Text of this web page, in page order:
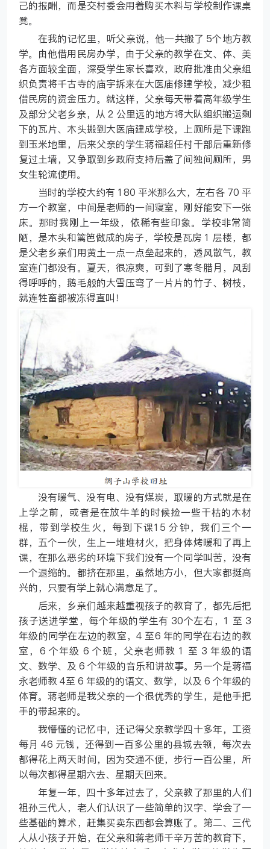
己的报酬，而是交村委会用着购买木料与学校制作课桌
凳。
在我的记忆里，听父亲说，他一共搬了 5个地方教
学。由他借用民房办学，由于父亲的教学在文、体、美
各方面较全面，深受学生家长喜欢，政府批准由父亲组
织负责将千古寺的庙宇拆来在大医庙修建学校，减少租
借民房的资金压力。就这样，父亲每天带着高年级学生
及部分父老乡亲，从 2 公里远的地方将大队组织搬运剩
下的瓦片、木头搬到大医庙建成学校，上厕所是下课跑
到玉米地里，后来父亲的学生蒋福超任村干部后重新修
复过土墙，又争取到乡政府支持后盖了间独间厕所，男
女生轮流使用。
当时的学校大约有 180 平米那么大，左右各 70 平
方一个教室，中间是老师的一间寝室，刚好能安下一张
床。那时我刚上一年级，依稀有些印象。学校非常简
陋，是木头和篱笆做成的房子，学校是瓦房 1 层楼，都
是父老乡亲们用黄土一点一点垒起来的，透风散气，教
室连门都没有。夏天，很凉爽，可到了寒冬腊月，风刮
得呼呼的，鹅毛般的大雪压弯了一片片的竹子、树枝，
就连牲畜都被冻得直叫！
没有暖气、没有电、没有煤炭，取暖的方式就是在
上学之前，或者是在放牛羊的时候捡一些干枯的木材
棍，带到学校生火，每到下课15 分钟，我们三个一
群，五个一伙，生上一堆堆材火，把身体烤暖和了再上
课，在那么恶劣的环境下我们没有一个同学叫苦，没有
一个退缩的。都挤在那里，虽然地方小，但大家都挺高
兴的，只要有学上就心满意足了。
后来，乡亲们越来越重视孩子的教育了，都先后把
孩子送进学堂，每个年级的学生有 30个左右，1 至 3
年级的同学在左边的教室，4 至6 年的同学在右边的教
室，6 个年级 6 个班，父亲老师教 1 至 3 年级的语
文、数学、及 6 个年级的音乐和讲故事。另一个是蒋福
永老师教 4至 6 年级的的语文、数学，以及 6 个年级的
体育。蒋老师是我父亲的一个很优秀的学生，是他手把
手的带起来的。
我懵懂的记忆中，还记得父亲教学四十多年，工资
每月 46 元钱，还得到一百多公里的县城去领，每次去
都得花上两天时间，因为交通不便，步行一百公里，所
以每次都得星期六去、星期天回来。
年复一年，四十多年过去了，父亲教了那里的人们
祖孙三代人，老人们认识了一些简单的汉字、学会了一
些基础的算术，赶集买卖东西都会算账了。第二、三代
人从小孩子开始，在父亲和蒋老师千辛万苦的教育下，